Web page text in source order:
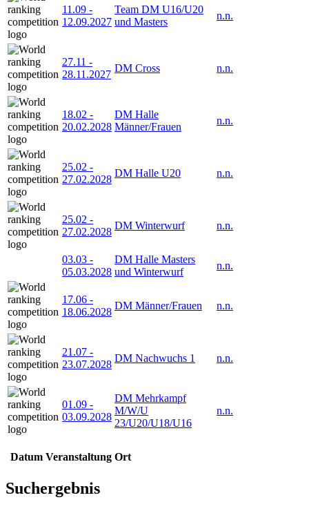
11.09 -
12.09.2027
Team DM U16/U20
und Masters
n.n.
27.11 -
28.11.2027
DM Cross n.n.
18.02 -
20.02.2028
DM Halle
Männer/Frauen
n.n.
25.02 -
27.02.2028
DM Halle U20 n.n.
25.02 -
27.02.2028
DM Winterwurf n.n.
03.03 -
05.03.2028
DM Halle Masters
und Winterwurf
n.n.
17.06 -
18.06.2028
DM Männer/Frauen n.n.
21.07 -
23.07.2028
DM Nachwuchs 1 n.n.
01.09 -
03.09.2028
DM Mehrkampf
M/W/U
23/U20/U18/U16
n.n.
Datum Veranstaltung Ort
Suchergebnis